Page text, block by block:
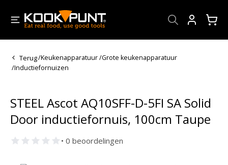
Terug/Keukenapparatuur/Grote keukenapparatuur
/Inductiefornuizen
STEEL Ascot AQ10SFF-D-5FI SA Solid
Door inductiefornuis, 100cm Taupe
• 0 beoordelingen